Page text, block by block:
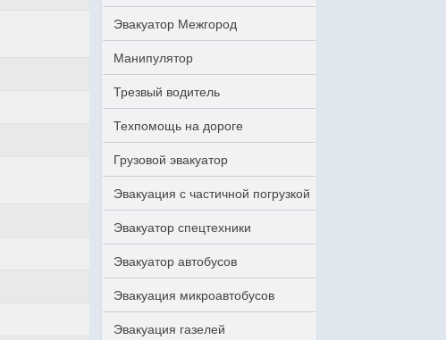
Эвакуатор Межгород
Манипулятор
Трезвый водитель
Техпомощь на дороге
Грузовой эвакуатор
Эвакуация с частичной погрузкой
Эвакуатор спецтехники
Эвакуатор автобусов
Эвакуация микроавтобусов
Эвакуация газелей